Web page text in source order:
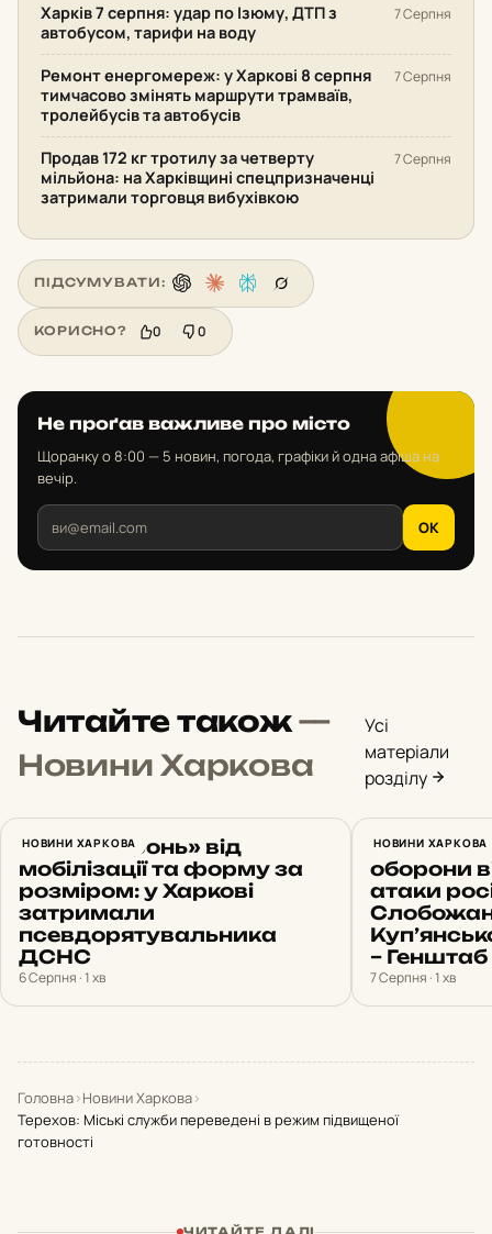
Харків 7 серпня: удар по Ізюму, ДТП з
автобусом, тарифи на воду
7 Серпня
Ремонт енергомереж: у Харкові 8 серпня
тимчасово змінять маршрути трамваїв,
тролейбусів та автобусів
7 Серпня
Продав 172 кг тротилу за четверту
мільйона: на Харківщині спецпризначенці
затримали торговця вибухівкою
7 Серпня
ПІДСУМУВАТИ:
КОРИСНО? 0 0
Не проґав важливе про місто
Щоранку о 8:00 — 5 новин, погода, графіки й одна афіша на
вечір.
OK
Читайте також—
Новини Харкова
Усі
матеріали
розділу
НОВИНИ ХАРКОВА
Обіцяв «бронь» від
мобілізації та форму за
розміром: у Харкові
затримали
псевдорятувальника
ДСНС
6 Серпня · 1 хв
НОВИНИ ХАРКОВА
22
оборони
атаки
–
7 Серпня · 1 хв
Головна›Новини Харкова›
Терехов: Міські служби переведені в режим підвищеної
готовності